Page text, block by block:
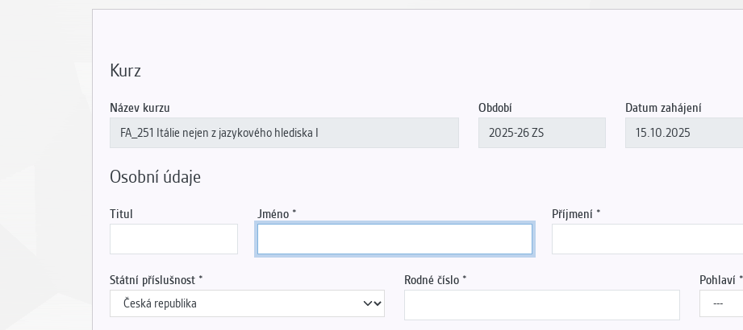
Kurz
Název kurzu Období Datum zahájení
Osobní údaje
Titul Jméno Příjmení
Státní příslušnost Rodné číslo Pohlaví